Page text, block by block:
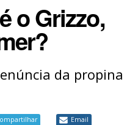
o Grizzo,
da propina
Email